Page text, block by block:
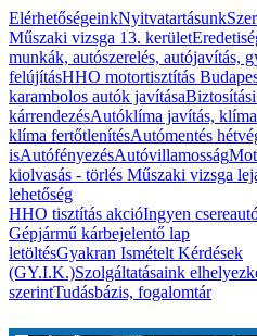
ElérhetőségeinkNyitvatartásunk
Műszaki vizsga 13. kerület
munkák, autószerelés, autójavítás,
felújításHHO motortisztítás
karambolos autók javítása
kárrendezésAutóklíma javítás,
klíma fertőtlenítésAutómentés
isAutófényezésAutóvillamosság
kiolvasás - törlés Műszaki vizsga
lehetőség
HHO tisztítás akcióIngyen
Gépjármű kárbejelentő lap
letöltésGyakran Ismételt Kérdések
(GY.I.K.)Szolgáltatásaink
szerintTudásbázis, fogalomtár